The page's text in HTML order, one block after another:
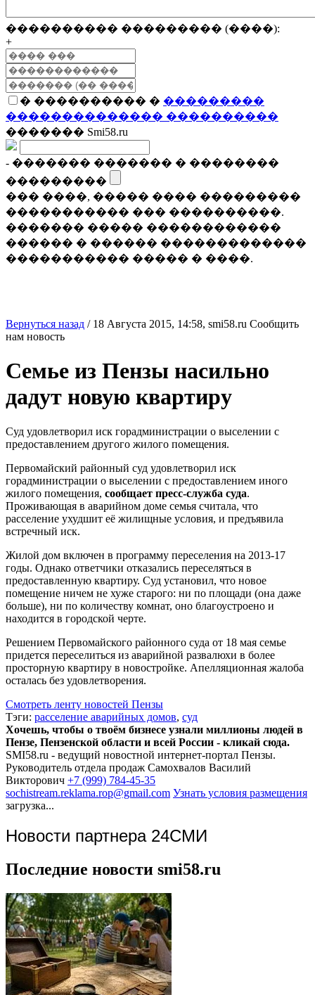
���������� ��������� (����):
+
� ���������� � ���������
�������������� ����������
������� Smi58.ru
- ������� ������� � ��������
���������
��� ����, ����� ���� ���������
����������� ��� ����������.
������� ����� ������������
������ � ������ �������������
����������� ����� � ����.
Вернуться назад / 18 Августа 2015, 14:58, smi58.ru Сообщить
нам новость
Семье из Пензы насильно
дадут новую квартиру
Суд удовлетворил иск горадминистрации о выселении с
предоставлением другого жилого помещения.
Первомайский районный суд удовлетворил иск
горадминистрации о выселении с предоставлением иного
жилого помещения, сообщает пресс-служба суда.
Проживающая в аварийном доме семья считала, что
расселение ухудшит её жилищные условия, и предъявила
встречный иск.
Жилой дом включен в программу переселения на 2013-17
годы. Однако ответчики отказались переселяться в
предоставленную квартиру. Суд установил, что новое
помещение ничем не хуже старого: ни по площади (она даже
больше), ни по количеству комнат, оно благоустроено и
находится в городской черте.
Решением Первомайского районного суда от 18 мая семье
придется переселиться из аварийной развалюхи в более
просторную квартиру в новостройке. Апелляционная жалоба
осталась без удовлетворения.
Смотреть ленту новостей Пензы
Тэги: расселение аварийных домов, суд
Хочешь, чтобы о твоём бизнесе узнали миллионы людей в
Пензе, Пензенской области и всей России - кликай сюда.
SMI58.ru - ведущий новостной интернет-портал Пензы.
Руководитель отдела продаж Самохвалов Василий
Викторович +7 (999) 784-45-35
sochistream.reklama.rop@gmail.com Узнать условия размещения
загрузка...
Новости партнера 24СМИ
Последние новости smi58.ru